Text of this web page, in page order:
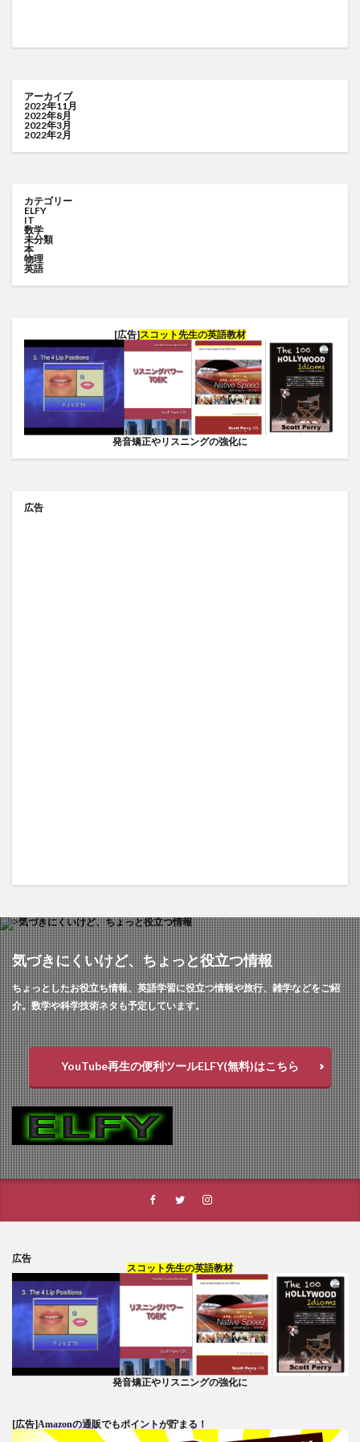
アーカイブ
2022年11月
2022年8月
2022年3月
2022年2月
カテゴリー
ELFY
IT
数学
未分類
本
物理
英語
[広告]スコット先生の英語教材
発音矯正やリスニングの強化に
広告
気づきにくいけど、ちょっと役立つ情報
ちょっとしたお役立ち情報、英語学習に役立つ情報や旅行、雑学などをご紹
介。数学や科学技術ネタも予定しています。
YouTube再生の便利ツールELFY(無料)はこちら
広告
スコット先生の英語教材
発音矯正やリスニングの強化に
[広告]Amazonの通販でもポイントが貯まる！